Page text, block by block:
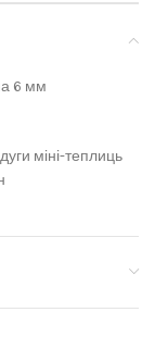
6 мм
міні-теплиць